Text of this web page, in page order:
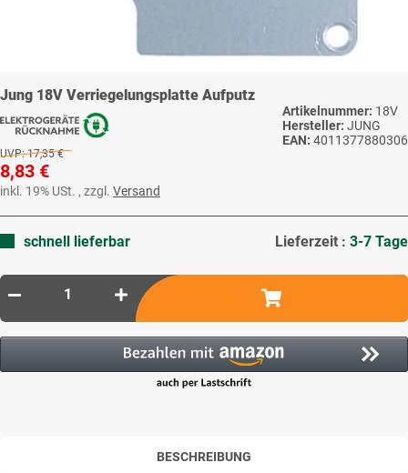
Jung 18V Verriegelungsplatte Aufputz
Artikelnummer: 18V
Hersteller: JUNG
EAN: 4011377880306
UVP: 17,35 €
8,83 €
inkl. 19% USt. , zzgl. Versand
schnell lieferbar Lieferzeit : 3-7 Tage
BESCHREIBUNG